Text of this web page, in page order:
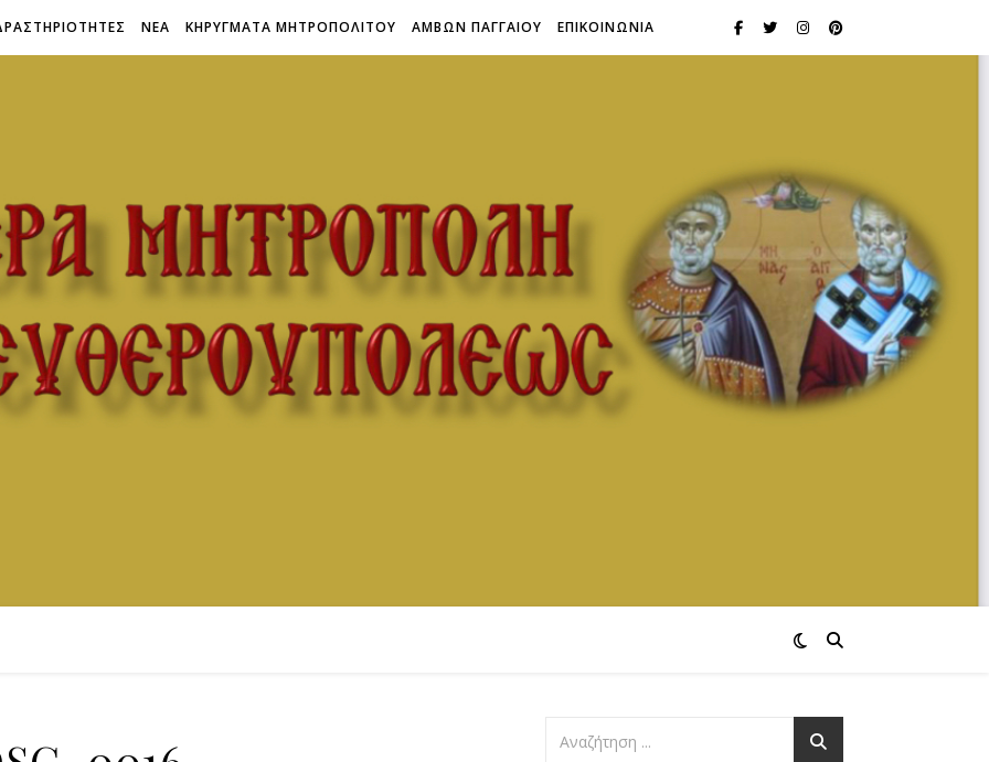
ΝΕΑ ΚΗΡΥΓΜΑΤΑ ΜΗΤΡΟΠΟΛΙΤΟΥ ΑΜΒΩΝ ΠΑΓΓΑΙΟΥ ΕΠΙΚΟΙΝΩΝΙΑ